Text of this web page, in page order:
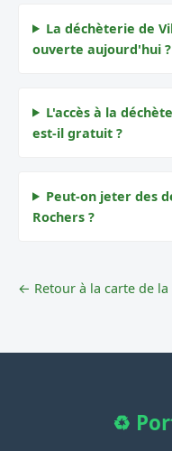
La déchèterie de
ouverte aujourd'hui ?
L'accès à la
est-il gratuit ?
Peut-on jeter des
Rochers ?
← Retour à la carte de
♻️